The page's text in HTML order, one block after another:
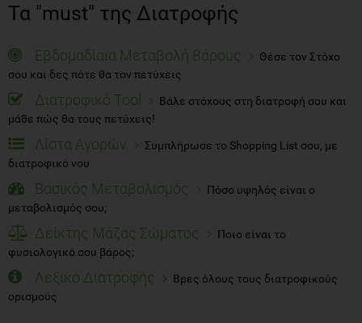
Τα "must" της Διατροφής
Εβδομαδίαια Μεταβολή Βάρους
Θέσε τον Στόχο
σου και δες πότε θα τον πετύχεις
Διατροφικό Tool
Βάλε στόχους στη διατροφή σου και
μάθε πώς θα τους πετύχεις!
Λίστα Αγορών
Συμπλήρωσε το Shopping List σου, με
διατροφικό νου
Βασικός Μεταβολισμός
Πόσο υψηλός είναι ο
μεταβολισμός σου;
Δείκτης Μάζας Σώματος
Ποιο είναι το
φυσιολογικό σου βάρος;
Λεξικό Διατροφής
Βρες όλους τους διατροφικούς
ορισμούς